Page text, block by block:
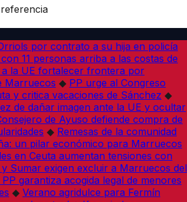
por contrato a su hija en policía
11 personas arriba a las costas de
a la UE fortalecer frontera por
Marruecos ◆ PP urge al Congreso
y critica vacaciones de Sánchez ◆
de dañar imagen ante la UE y ocultar
de Ayuso defiende compra de
◆ Remesas de la comunidad
un pilar económico para Marruecos
en Ceuta aumentan tensiones con
Sumar exigen excluir a Marruecos del
PP garantiza acogida legal de menores
◆ Verano agridulce para Fermín